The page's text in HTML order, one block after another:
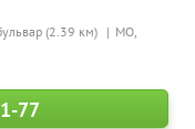
(2.39 км)
МО,
77